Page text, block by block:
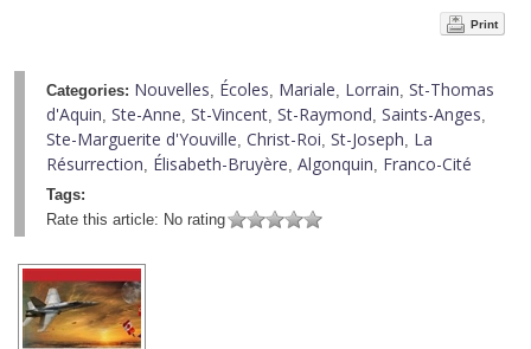
Print
Categories: Nouvelles Écoles Mariale Lorrain St-Thomas
d'Aquin Ste-Anne St-Vincent St-Raymond Saints-Anges
Ste-Marguerite d'Youville Christ-Roi St-Joseph La
Résurrection Élisabeth-Bruyère Algonquin Franco-Cité
Tags:
Rate this article: No rating